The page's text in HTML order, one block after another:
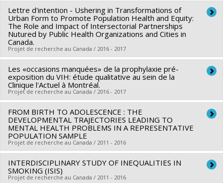
Sources de financement :
IRSC/Instituts de recherche en
santé du Canada
Programmes de subvention :PVXX5647-(MOP) Subvention
de fonctionnement incluant les subventions de
fonctionnement programmatiques (général)
Chercheur principal : Louise Potvin
Sources de financement :Ministère Économie et Innovation ,
MITACS Inc.
Programmes de subvention :PVXXXXXX-Prog. soutien rech
(PSR v1B): Soutien à des projets rech. (Mitacs) , PVXXXXXX-
Stage Élévation Québec - MITACS
Lettre d'intention - Ushering in Transformations of
Urban Form to Promote Population Health and Equity:
The Role and Impact of Intersectorial Partnerships
Nutured by Public Health Organizations and Cities in
Canada.
Projet de recherche au Canada / 2016 - 2017
Chercheur principal : Lise Gauvin
Co-chercheurs : Louise Potvin,Marie-France Raynault
Angèle Bilodeau ,Yan Kestens ,Patrick Morency
Stanton-Jean ,Marie-Soleil Cloutier ,Tracie Ann Barnett
Sources de financement :IRSC/Instituts de recherche en
santé du Canada
Programmes de subvention :
Les «occasions manquées» de la prophylaxie pré-
exposition du VIH: étude qualitative au sein de la
Clinique l'Actuel à Montréal.
Projet de recherche au Canada / 2016 - 2017
Chercheur principal : Louise Potvin
FROM BIRTH TO ADOLESCENCE : THE
DEVELOPMENTAL TRAJECTORIES LEADING TO
MENTAL HEALTH PROBLEMS IN A REPRESENTATIVE
POPULATION SAMPLE
Projet de recherche au Canada / 2011 - 2016
Chercheur principal : Sylvana Côté
Co-chercheurs : Louise Potvin ,Richard Ernest Tremblay
INTERDISCIPLINARY STUDY OF INEQUALITIES IN
SMOKING (ISIS)
Projet de recherche au Canada / 2011 - 2016